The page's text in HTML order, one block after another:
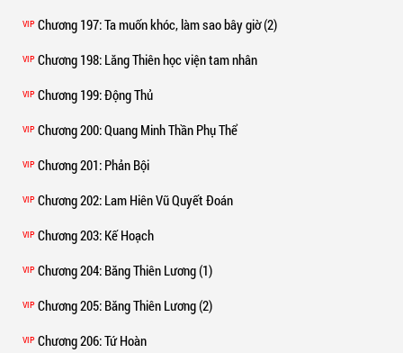
VIP Chương 197: Ta muốn khóc, làm sao bây giờ (2)
VIP Chương 198: Lăng Thiên học viện tam nhân
VIP Chương 199: Động Thủ
VIP Chương 200: Quang Minh Thần Phụ Thể
VIP Chương 201: Phản Bội
VIP Chương 202: Lam Hiên Vũ Quyết Đoán
VIP Chương 203: Kế Hoạch
VIP Chương 204: Băng Thiên Lương (1)
VIP Chương 205: Băng Thiên Lương (2)
VIP Chương 206: Tứ Hoàn